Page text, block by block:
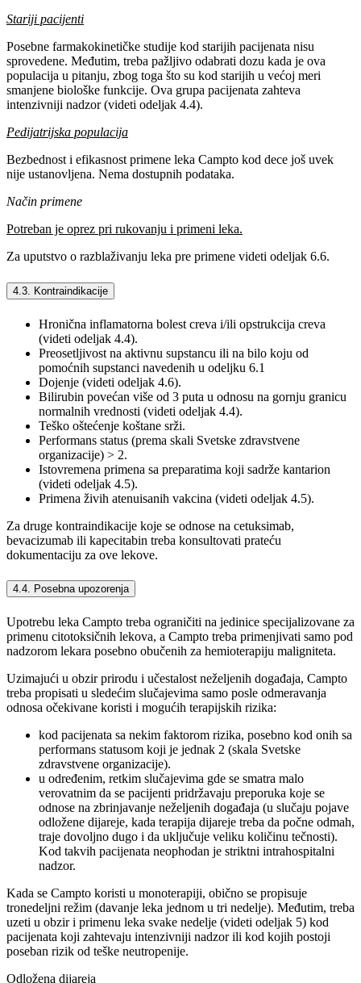
Stariji pacijenti
Posebne farmakokinetičke studije kod starijih pacijenata nisu
sprovedene. Međutim, treba pažljivo odabrati dozu kada je ova
populacija u pitanju, zbog toga što su kod starijih u većoj meri
smanjene biološke funkcije. Ova grupa pacijenata zahteva
intenzivniji nadzor (videti odeljak 4.4).
Pedijatrijska populacija
Bezbednost i efikasnost primene leka Campto kod dece još uvek
nije ustanovljena. Nema dostupnih podataka.
Način primene
Potreban je oprez pri rukovanju i primeni leka.
Za uputstvo o razblaživanju leka pre primene videti odeljak 6.6.
4.3. Kontraindikacije
Hronična inflamatorna bolest creva i/ili opstrukcija creva
(videti odeljak 4.4).
Preosetljivost na aktivnu supstancu ili na bilo koju od
pomoćnih supstanci navedenih u odeljku 6.1
Dojenje (videti odeljak 4.6).
Bilirubin povećan više od 3 puta u odnosu na gornju granicu
normalnih vrednosti (videti odeljak 4.4).
Teško oštećenje koštane srži.
Performans status (prema skali Svetske zdravstvene
organizacije) > 2.
Istovremena primena sa preparatima koji sadrže kantarion
(videti odeljak 4.5).
Primena živih atenuisanih vakcina (videti odeljak 4.5).
Za druge kontraindikacije koje se odnose na cetuksimab,
bevacizumab ili kapecitabin treba konsultovati prateću
dokumentaciju za ove lekove.
4.4. Posebna upozorenja
Upotrebu leka Campto treba ograničiti na jedinice specijalizovane za
primenu citotoksičnih lekova, a Campto treba primenjivati samo pod
nadzorom lekara posebno obučenih za hemioterapiju maligniteta.
Uzimajući u obzir prirodu i učestalost neželjenih događaja, Campto
treba propisati u sledećim slučajevima samo posle odmeravanja
odnosa očekivane koristi i mogućih terapijskih rizika:
kod pacijenata sa nekim faktorom rizika, posebno kod onih sa
performans statusom koji je jednak 2 (skala Svetske
zdravstvene organizacije).
u određenim, retkim slučajevima gde se smatra malo
verovatnim da se pacijenti pridržavaju preporuka koje se
odnose na zbrinjavanje neželjenih događaja (u slučaju pojave
odložene dijareje, kada terapija dijareje treba da počne odmah,
traje dovoljno dugo i da uključuje veliku količinu tečnosti).
Kod takvih pacijenata neophodan je striktni intrahospitalni
nadzor.
Kada se Campto koristi u monoterapiji, obično se propisuje
tronedeljni režim (davanje leka jednom u tri nedelje). Međutim, treba
uzeti u obzir i primenu leka svake nedelje (videti odeljak 5) kod
pacijenata koji zahtevaju intenzivniji nadzor ili kod kojih postoji
poseban rizik od teške neutropenije.
Odložena dijareja